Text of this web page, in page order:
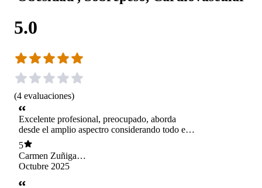
5.0
(4 evaluaciones)
Excelente profesional, preocupado, aborda
desde el amplio aspectro considerando todo en
una sola minuta (Fármacos, alimentación,
interacción alimentaria según los
medicamentos). Y lo mejor sus Tips!
Encantados con Javier, seco! Saludos desde Los
Vilos 🔆
5
Carmen Zuñiga
Serrano
Octubre 2025